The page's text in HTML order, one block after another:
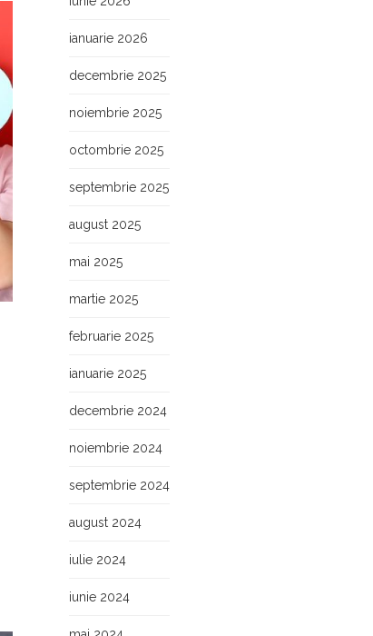
ianuarie 2026
decembrie 2025
noiembrie 2025
octombrie 2025
septembrie 2025
august 2025
mai 2025
martie 2025
februarie 2025
ianuarie 2025
decembrie 2024
noiembrie 2024
septembrie 2024
august 2024
iulie 2024
iunie 2024